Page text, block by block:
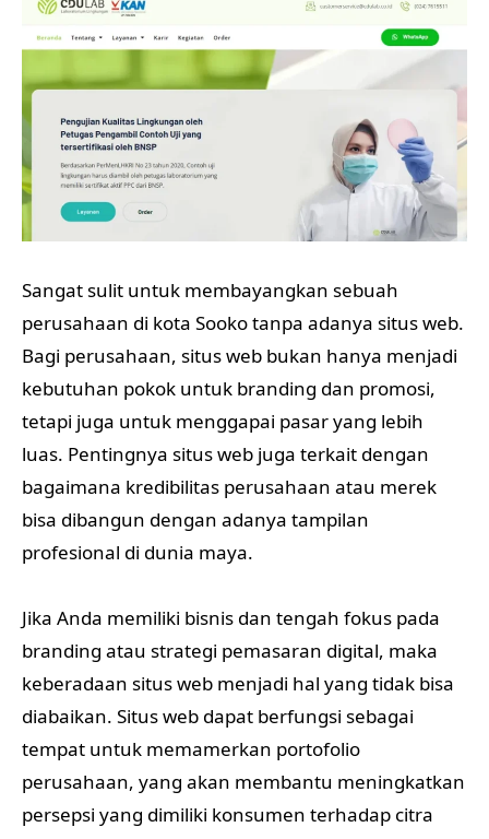
Sangat sulit untuk membayangkan sebuah
perusahaan di kota Sooko tanpa adanya situs web.
Bagi perusahaan, situs web bukan hanya menjadi
kebutuhan pokok untuk branding dan promosi,
tetapi juga untuk menggapai pasar yang lebih
luas. Pentingnya situs web juga terkait dengan
bagaimana kredibilitas perusahaan atau merek
bisa dibangun dengan adanya tampilan
profesional di dunia maya.
Jika Anda memiliki bisnis dan tengah fokus pada
branding atau strategi pemasaran digital, maka
keberadaan situs web menjadi hal yang tidak bisa
diabaikan. Situs web dapat berfungsi sebagai
tempat untuk memamerkan portofolio
perusahaan, yang akan membantu meningkatkan
persepsi yang dimiliki konsumen terhadap citra